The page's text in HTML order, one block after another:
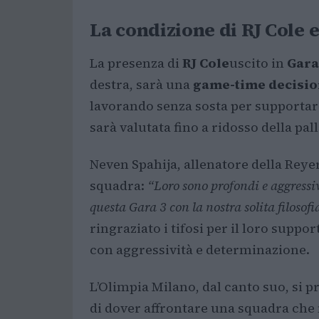
La condizione di RJ
La presenza di RJ Coleuscito in
destra, sarà una game-time
lavorando senza sosta per
sarà valutata fino a ridosso della
Neven Spahija, allenatore della
squadra: “Loro sono profondi e
questa Gara 3 con la nostra solita
ringraziato i tifosi per il loro
con aggressività e determinazione.
L’Olimpia Milano, dal canto suo, si
di dover affrontare una squadra